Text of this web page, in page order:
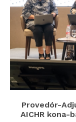
Provedór-
AICHR kona-